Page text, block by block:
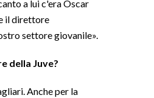
a lui c'era Oscar
il direttore
settore giovanile».
della Juve?
Anche per la